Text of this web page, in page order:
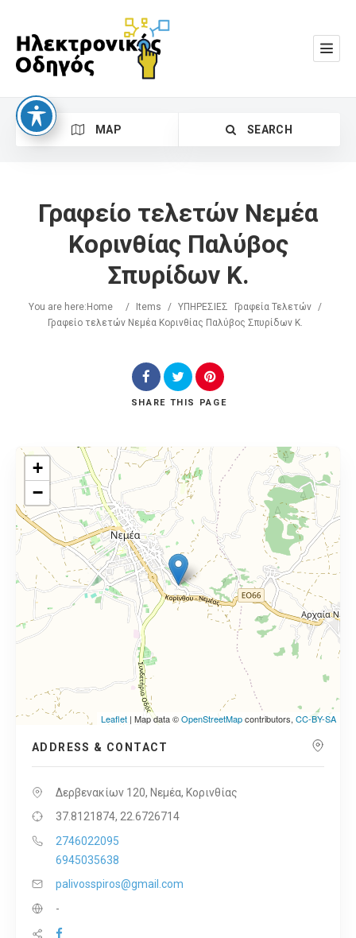
MAP SEARCH
Search
Γραφείο τελετών Νεμέα
Κορινθίας Παλύβος
Σπυρίδων Κ.
You are here: Home / Items / ΥΠΗΡΕΣΙΕΣ Γραφεία Τελετών
/
Γραφείο τελετών Νεμέα Κορινθίας Παλύβος Σπυρίδων Κ.
SHARE THIS PAGE
+
−
Leaflet | Map data ©OpenStreetMapcontributors, CC-BY-SA
ADDRESS & CONTACT
Δερβενακίων 120, Νεμέα, Κορινθίας
37.8121874, 22.6726714
2746022095
6945035638
palivosspiros@gmail.com
-